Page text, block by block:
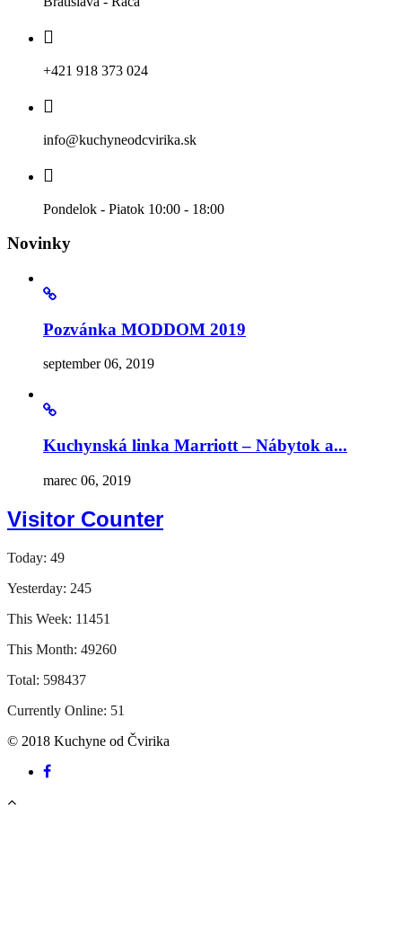
+421 918 373 024
info@kuchyneodcvirika.sk
Pondelok - Piatok 10:00 - 18:00
Novinky
Pozvánka MODDOM 2019
september 06, 2019
Kuchynská linka Marriott – Nábytok a...
marec 06, 2019
Visitor Counter
Today: 49
Yesterday: 245
This Week: 11451
This Month: 49260
Total: 598437
Currently Online: 51
© 2018 Kuchyne od Čvirika